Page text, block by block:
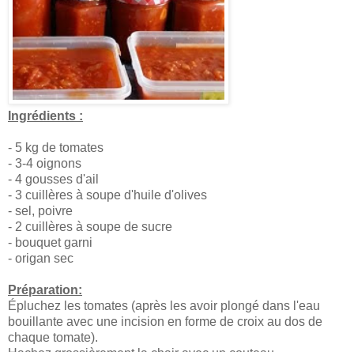
Ingrédients :
- 5 kg de tomates
- 3-4 oignons
- 4 gousses d'ail
- 3 cuillères à soupe d'huile d'olives
- sel, poivre
- 2 cuillères à soupe de sucre
- bouquet garni
- origan sec
Préparation:
Épluchez les tomates (après les avoir plongé dans l'eau
bouillante avec une incision en forme de croix au dos de
chaque tomate).